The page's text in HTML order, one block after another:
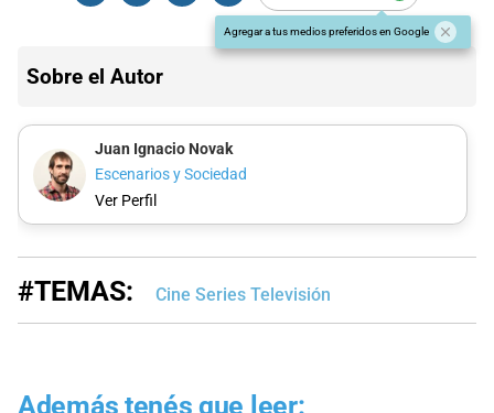
Agregar a tus medios preferidos en Google
Sobre el Autor
Juan Ignacio Novak
Escenarios y Sociedad
Ver Perfil
#TEMAS: Cine Series Televisión
Además tenés que leer: